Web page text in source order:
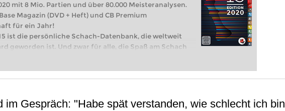
mit 8 Mio. Partien und über 80.000 Meisteranalysen.
Magazin (DVD + Heft) und CB Premium
für ein Jahr!
ist die persönliche Schach-Datenbank, die weltweit
geworden ist. Und zwar für alle, die Spaß am Schach
in Zukunft erfolgreich mitspielen wollen.
im Gespräch: "Habe spät verstanden, wie schlecht ich bin